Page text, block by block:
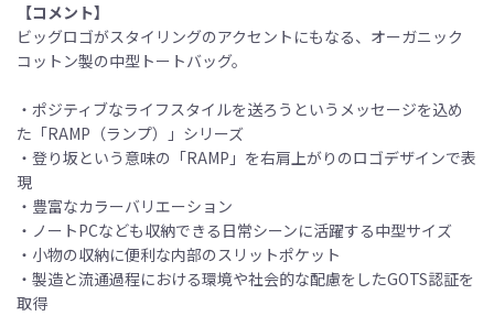
【コメント】
ビッグロゴがスタイリングのアクセントにもなる、オーガニック
コットン製の中型トートバッグ。
・ポジティブなライフスタイルを送ろうというメッセージを込め
た「RAMP（ランプ）」シリーズ
・登り坂という意味の「RAMP」を右肩上がりのロゴデザインで表
現
・豊富なカラーバリエーション
・ノートPCなども収納できる日常シーンに活躍する中型サイズ
・小物の収納に便利な内部のスリットポケット
・製造と流通過程における環境や社会的な配慮をしたGOTS認証を
取得